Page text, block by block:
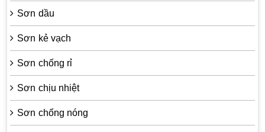
Sơn dầu
Sơn kẻ vạch
Sơn chống rỉ
Sơn chịu nhiệt
Sơn chống nóng